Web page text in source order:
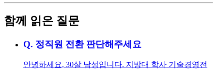
함께 읽은 질문
Q. 정직원 전환 판단해주세요
안녕하세요, 30살 남성입니다. 지방대 학사 기술경영전